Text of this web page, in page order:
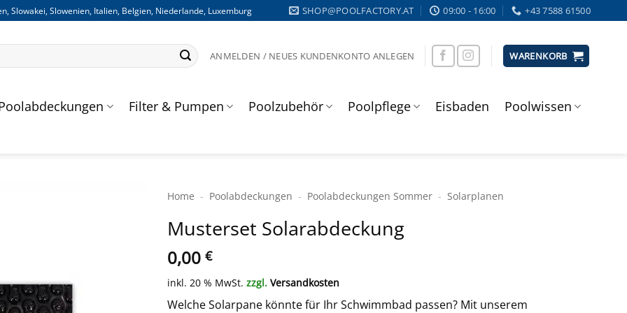
Slowakei, Slowenien, Italien, Belgien, Niederlande, Luxemburg SHOP@POOLFACTORY.AT 09:00 - 16:00 +43 7588 61500
ANMELDEN / NEUES KUNDENKONTO ANLEGEN WARENKORB
Filter & Pumpen Poolzubehör Poolpflege Eisbaden
Poolwissen
Home - Poolabdeckungen - Pool­abdeckungen Sommer - Solar­planen
Musterset Solarabdeckung
0,00 €
inkl. 20 % MwSt. zzgl. Versandkosten
Welche Solarpane könnte für Ihr Schwimmbad passen? Mit unserem